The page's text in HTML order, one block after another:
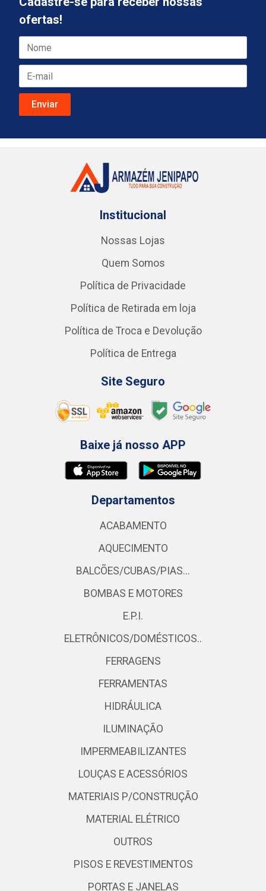
ofertas!
Institucional
Nossas Lojas
Quem Somos
Política de Privacidade
Política de Retirada em loja
Política de Troca e Devolução
Política de Entrega
Site Seguro
Baixe já nosso APP
Departamentos
ACABAMENTO
AQUECIMENTO
BALCÕES/CUBAS/PIAS...
BOMBAS E MOTORES
E.P.I.
ELETRÔNICOS/DOMÉSTICOS..
FERRAGENS
FERRAMENTAS
HIDRÁULICA
ILUMINAÇÃO
IMPERMEABILIZANTES
LOUÇAS E ACESSÓRIOS
MATERIAIS P/CONSTRUÇÃO
MATERIAL ELÉTRICO
OUTROS
PISOS E REVESTIMENTOS
PORTAS E JANELAS